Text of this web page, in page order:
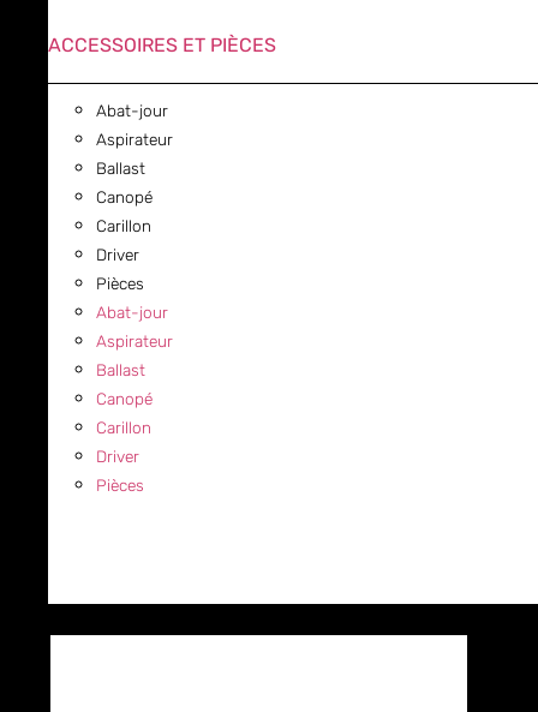
ACCESSOIRES ET PIÈCES
Abat-jour
Aspirateur
Ballast
Canopé
Carillon
Driver
Pièces
Abat-jour
Aspirateur
Ballast
Canopé
Carillon
Driver
Pièces